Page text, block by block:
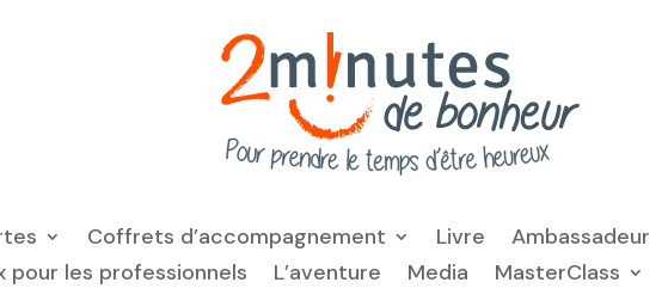
Coffrets d’accompagnement Livre Ambassadeur
pour les professionnels
L’aventure Media MasterClass